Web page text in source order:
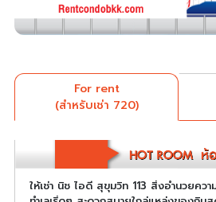
For rent
(สำหรับเช่า 720)
ให้เช่า นิช ไอดี สุขุมวิท 113 สิ่งอำนวยคว